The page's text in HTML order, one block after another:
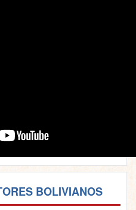
BOLIVIANOS